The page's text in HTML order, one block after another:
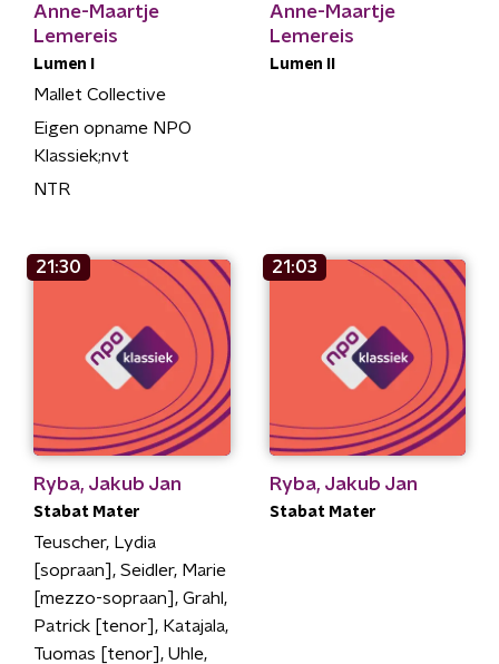
Anne-Maartje
Lemereis
Lumen I
Mallet Collective
Eigen opname NPO
Klassiek;nvt
NTR
Anne-Maartje
Lemereis
Lumen II
21:30
Ryba, Jakub Jan
Stabat Mater
Teuscher, Lydia
[sopraan], Seidler, Marie
[mezzo-sopraan], Grahl,
Patrick [tenor], Katajala,
Tuomas [tenor], Uhle,
21:03
Ryba, Jakub Jan
Stabat Mater